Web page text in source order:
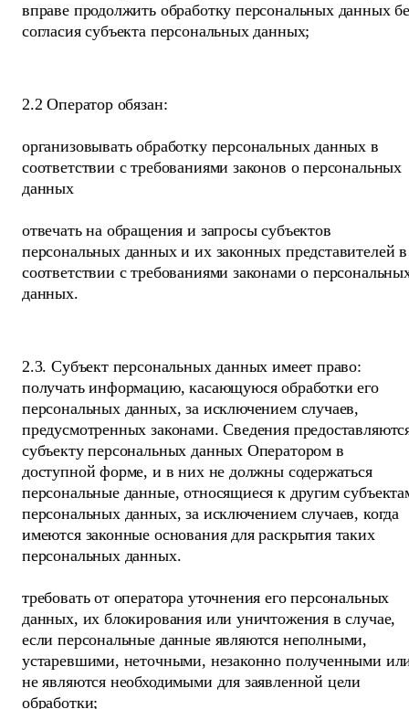
вправе продолжить обработку персональных данных
согласия субъекта персональных данных;
2.2 Оператор обязан:
организовывать обработку персональных данных в
соответствии с требованиями законов о персональных
данных
отвечать на обращения и запросы субъектов
персональных данных и их законных представителей в
соответствии с требованиями законами о
данных.
2.3. Субъект персональных данных имеет право:
получать информацию, касающуюся обработки его
персональных данных, за исключением случаев,
предусмотренных законами. Сведения
субъекту персональных данных Оператором в
доступной форме, и в них не должны содержаться
персональные данные, относящиеся к другим
персональных данных, за исключением случаев, когда
имеются законные основания для раскрытия таких
персональных данных.
требовать от оператора уточнения его персональных
данных, их блокирования или уничтожения в случае,
если персональные данные являются неполными,
устаревшими, неточными, незаконно полученными
не являются необходимыми для заявленной цели
обработки;